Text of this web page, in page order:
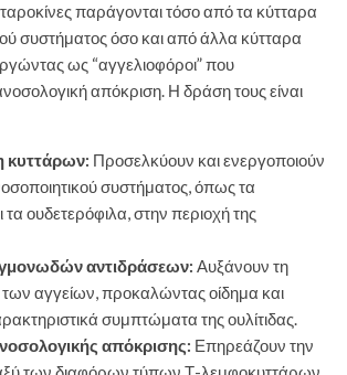
παράγονται τόσο από τα κύτταρα
συστήματος όσο και από άλλα κύτταρα
ως “αγγελιοφόροι” που
απόκριση. Η δράση τους είναι
κυττάρων: Προσελκύουν και ενεργοποιούν
συστήματος, όπως τα
ουδετερόφιλα, στην περιοχή της
αντιδράσεων: Αυξάνουν τη
των αγγείων, προκαλώντας οίδημα και
συμπτώματα της ουλίτιδας.
απόκρισης: Επηρεάζουν την